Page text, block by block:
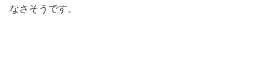
なさそうです。